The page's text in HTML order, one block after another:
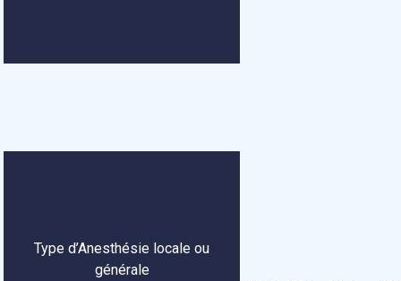
Type d’Anesthésie locale ou
générale